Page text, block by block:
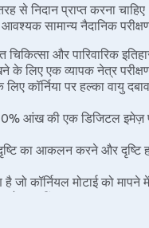
से निदान प्राप्त करना
सामान्य नैदानिक
चिकित्सा और पारिवारिक
के लिए एक व्यापक नेत्र
लिए कॉर्निया पर हल्का वायु
आंख की एक डिजिटल इमेज़
का आकलन करने और दृष्टि
है जो कॉर्नियल मोटाई को
है या नहीं।